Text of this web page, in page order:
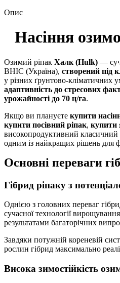
Опис
Насіння
Озимий ріпак Халк (Hulk) —
ВНІС (Україна), створений під
у різних ґрунтово-кліматичних
адаптивність до стресових
урожайності до 70 ц/га.
Якщо ви плануєте купити
купити посівний ріпак, купити
високопродуктивний класичний
одним із найкращих рішень для
Основні переваги
Гібрид ріпаку з
Однією з головних переваг
сучасної технології
результатами багаторічних
Завдяки потужній кореневій
рослин гібрид максимально
Висока зимостійкість